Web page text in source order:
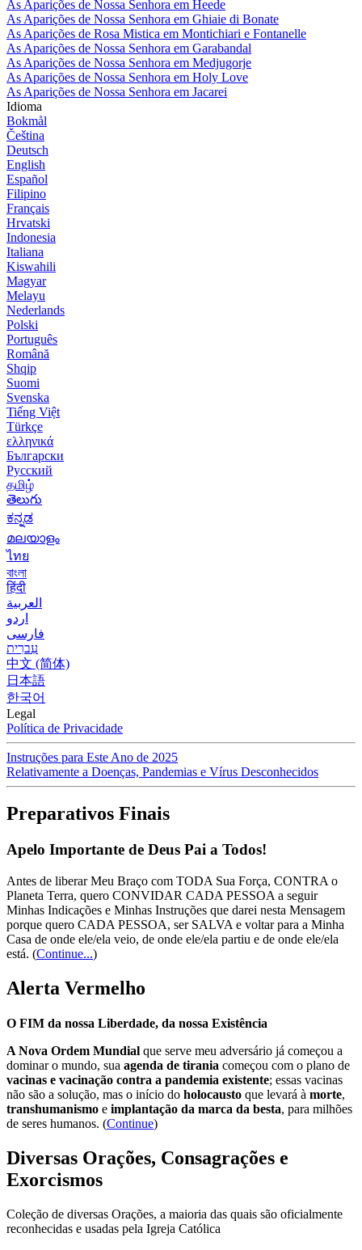
As Aparições de Nossa Senhora em Heede
As Aparições de Nossa Senhora em Ghiaie di Bonate
As Aparições de Rosa Mistica em Montichiari e Fontanelle
As Aparições de Nossa Senhora em Garabandal
As Aparições de Nossa Senhora em Medjugorje
As Aparições de Nossa Senhora em Holy Love
As Aparições de Nossa Senhora em Jacarei
Idioma
Bokmål
Čeština
Deutsch
English
Español
Filipino
Français
Hrvatski
Indonesia
Italiana
Kiswahili
Magyar
Melayu
Nederlands
Polski
Português
Română
Shqip
Suomi
Svenska
Tiếng Việt
Türkçe
ελληνικά
Български
Русский
தமிழ்
తెలుగు
ಕನ್ನಡ
മലയാളം
ไทย
বাংলা
हिंदी
العربية
اردو
فارسی
עִברִית
中文 (简体)
日本語
한국어
Legal
Política de Privacidade
Instruções para Este Ano de 2025
Relativamente a Doenças, Pandemias e Vírus Desconhecidos
Preparativos Finais
Apelo Importante de Deus Pai a Todos!
Antes de liberar Meu Braço com TODA Sua Força, CONTRA o
Planeta Terra, quero CONVIDAR CADA PESSOA a seguir
Minhas Indicações e Minhas Instruções que darei nesta Mensagem
porque quero CADA PESSOA, ser SALVA e voltar para a Minha
Casa de onde ele/ela veio, de onde ele/ela partiu e de onde ele/ela
está. (Continue...)
Alerta Vermelho
O FIM da nossa Liberdade, da nossa Existência
A Nova Ordem Mundial que serve meu adversário já começou a
dominar o mundo, sua agenda de tirania começou com o plano de
vacinas e vacinação contra a pandemia existente; essas vacinas
não são a solução, mas o início do holocausto que levará à morte,
transhumanismo e implantação da marca da besta, para milhões
de seres humanos. (Continue)
Diversas Orações, Consagrações e
Exorcismos
Coleção de diversas Orações, a maioria das quais são oficialmente
reconhecidas e usadas pela Igreja Católica